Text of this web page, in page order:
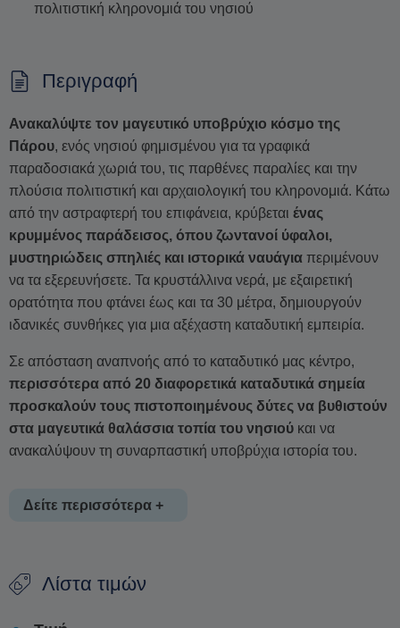
πολιτιστική κληρονομιά του νησιού
Περιγραφή
Ανακαλύψτε τον μαγευτικό υποβρύχιο κόσμο της
Πάρου, ενός νησιού φημισμένου για τα γραφικά
παραδοσιακά χωριά του, τις παρθένες παραλίες και την
πλούσια πολιτιστική και αρχαιολογική του κληρονομιά. Κάτω
από την αστραφτερή του επιφάνεια, κρύβεται ένας
κρυμμένος παράδεισος, όπου ζωντανοί ύφαλοι,
μυστηριώδεις σπηλιές και ιστορικά ναυάγια περιμένουν
να τα εξερευνήσετε. Τα κρυστάλλινα νερά, με εξαιρετική
ορατότητα που φτάνει έως και τα 30 μέτρα, δημιουργούν
ιδανικές συνθήκες για μια αξέχαστη καταδυτική εμπειρία.
Σε απόσταση αναπνοής από το καταδυτικό μας κέντρο,
περισσότερα από 20 διαφορετικά καταδυτικά σημεία
προσκαλούν τους πιστοποιημένους δύτες να βυθιστούν
στα μαγευτικά θαλάσσια τοπία του νησιού και να
ανακαλύψουν τη συναρπαστική υποβρύχια ιστορία του.
Δείτε περισσότερα +
εξερευνάτε τα βυθισμένα κατάλοιπα του παρελθόντος, κάθε
Λίστα τιμών